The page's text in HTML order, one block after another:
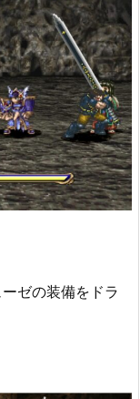
ゼの装備をドラ